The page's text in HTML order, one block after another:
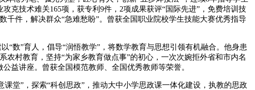
克技术难关165项，获专利9件，2项成果获评“国际先进”，免费培训技
件，解决群众“急难愁盼”。曾获全国职业院校学生技能大赛优秀指导
数”育人，倡导“润悟教学”，将数学教育与思想引领有机融合。他身患
村教育，坚持“为家乡教育做点事”的初心，一次次婉拒外省和市内名
益讲座。曾获全国模范教师、全国优秀教师等荣誉。
堂”，探索“科创思政”，推动大中小学思政课一体化建设，执教的思政